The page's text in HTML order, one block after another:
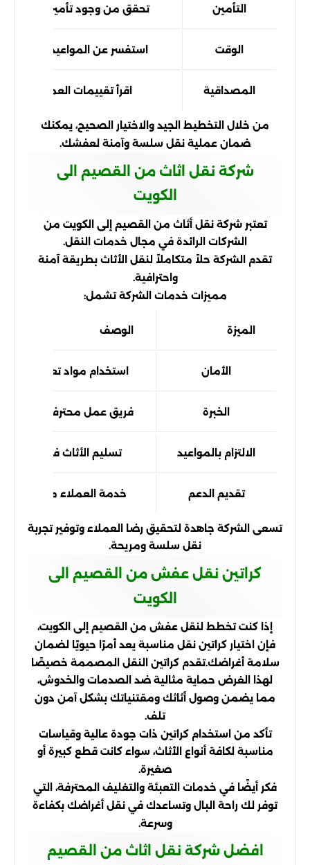
التأمين تحقق من وجود تأمين على
الوقت استفسر عن المواعيد الزمنية
المصداقية اقرأ تقييمات العملاء
من خلال التخطيط الجيد والاختيار الصحيح، يمكنك
ضمان عملية نقل سلسة وآمنة لعفشك.
شركة نقل اثاث من القصيم الى
الكويت
تعتبر شركة نقل أثاث من القصيم إلى الكويت من
الشركات الرائدة في مجال خدمات النقل.
تقدم الشركة حلاً متكاملاً لنقل الأثاث بطريقة آمنة
واحترافية.
مميزات خدمات الشركة تشمل:
الميزة الوصف
الأمان استخدام مواد تعبئة عالية
الخبرة فريق عمل محترف ذو خبرة
الالتزام بالمواعيد تسليم الأثاث في الوقت
تقديم الدعم خدمة العملاء متاحة
تسعى الشركة جاهدة لتحقيق رضا العملاء وتوفير تجربة
نقل سلسة ومريحة.
كراتين نقل عفش من القصيم الى
الكويت
إذا كنت تخطط لنقل عفش من القصيم إلى الكويت،
فإن اختيار كراتين نقل مناسبة يعد أمرًا حيويًا لضمان
سلامة أغراضك.تقدم كراتين النقل المصممة خصيصًا
لهذا الغرض حماية مثالية ضد الصدمات والخدوش،
مما يضمن وصول أثاثك ومقتنياتك بشكل آمن دون
تلف.
تأكد من استخدام كراتين ذات جودة عالية وقياسات
مناسبة لكافة أنواع الأثاث، سواء كانت قطع كبيرة أو
صغيرة.
فكر أيضًا في خدمات التعبئة والتغليف المحترفة، التي
توفر لك راحة البال وتساعدك في نقل أغراضك بكفاءة
وسرعة.
افضل شركة نقل اثاث من القصيم